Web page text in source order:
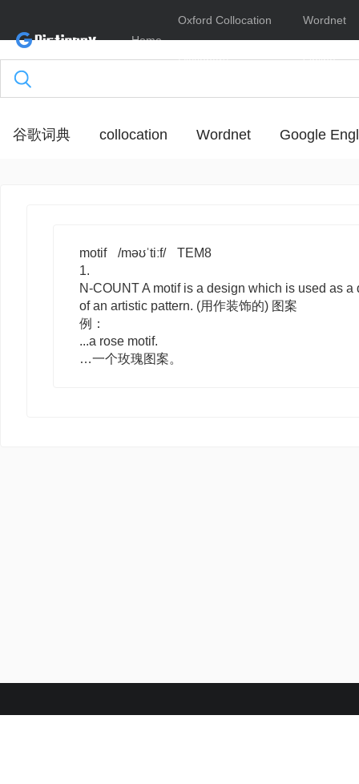
Home
Oxford Collocation
Dictionary
Wordnet
Online
谷歌词典 collocation Wordnet Google
motif /məʊˈtiːf/
TEM8
1.
N-COUNTA motifis a design which is used as a
of an artistic pattern. (用作装饰的) 图案
例：
...a rose motif.
…一个玫瑰图案。